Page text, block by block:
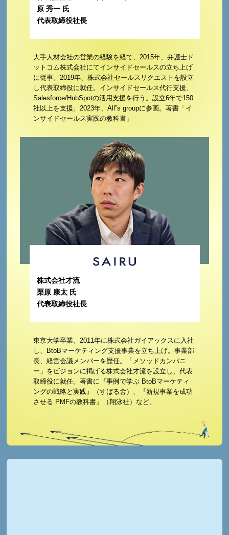
原 秀一 氏
代表取締役社長
大手人材会社の営業の経験を経て、2015年、弁護士ド
ットコム株式会社にてインサイドセールスの立ち上げ
に従事。2019年、株式会社セールスリクエストを設立
し代表取締役に就任。インサイドセールス代行支援、
Salesforce/HubSpotの活用支援を行う。設立6年で150
社以上を支援。2023年、All”s groupに参画。著書「イ
ンサイドセールス実践の教科書」
株式会社才流
栗原 康太 氏
代表取締役社長
東京大学卒業。2011年に株式会社ガイアックスに入社
し、BtoBマーケティング支援事業を立ち上げ。事業部
長、経営会議メンバーを歴任。「メソッドカンパニ
ー」をビジョンに掲げる株式会社才流を設立し、代表
取締役に就任。著書に『事例で学ぶ BtoBマーケティ
ングの戦略と実践』（すばる舎）、『新規事業を成功
させる PMFの教科書』（翔泳社）など。